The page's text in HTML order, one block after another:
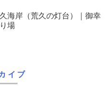
海岸（荒久の灯台）｜御幸
場
イブ